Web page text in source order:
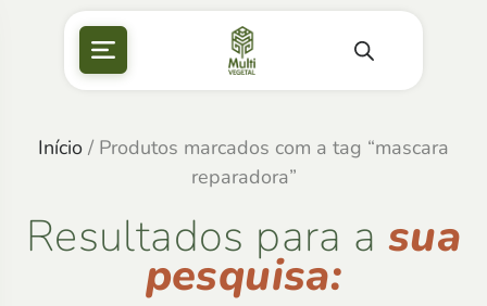
Início / Produtos marcados com a tag “mascara
reparadora”
Resultados para a sua
pesquisa: